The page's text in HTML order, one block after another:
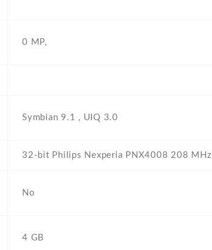
0 MP,
Symbian 9.1 , UIQ 3.0
32-bit Philips Nexperia PNX4008 208 MHz
No
4 GB